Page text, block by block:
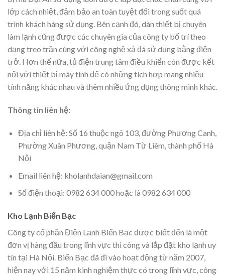
lớp cách nhiệt, đảm bảo an toàn tuyệt đối trong suốt quá
trình khách hàng sử dụng. Bên cạnh đó, dàn thiết bị chuyên
làm lạnh cũng được các chuyên gia của công ty bố trí theo
dạng treo trần cùng với công nghệ xả đá sử dụng bằng điện
trở. Hơn thế nữa, tủ điện trung tâm điều khiển còn được kết
nối với thiết bị máy tính để có những tích hợp mang nhiều
tính năng khác nhau và thêm nhiều ứng dụng thông minh khác.
Thông tin liên hệ:
Địa chỉ liên hệ: Số 16 thuộc ngõ 103, đường Phương Canh,
Phường Xuân Phương, quận Nam Từ Liêm, thành phố Hà
Nội
Email liên hệ: kholanhdaian@gmail.com
Số điện thoại: 0982 634 000 hoặc là 0982 634 000
Kho Lạnh Biển Bạc
Công ty cổ phần Điện Lạnh Biển Bạc được biết đến là một
đơn vị hàng đầu trong lĩnh vực thi công và lắp đặt kho lạnh uy
tín tại Hà Nội. Biển Bạc đã đi vào hoạt động từ năm 2007,
hiện nay với 15 năm kinh nghiệm thực có trong lĩnh vực, công